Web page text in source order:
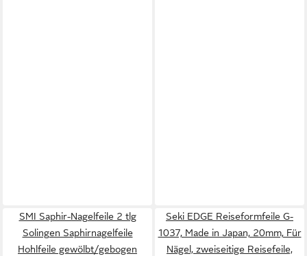
SMI Saphir-Nagelfeile 2 tlg
Solingen Saphirnagelfeile
Hohlfeile gewölbt/gebogen
Seki EDGE Reiseformfeile G-
1037, Made in Japan, 20mm, Für
Nägel, zweiseitige Reisefeile,